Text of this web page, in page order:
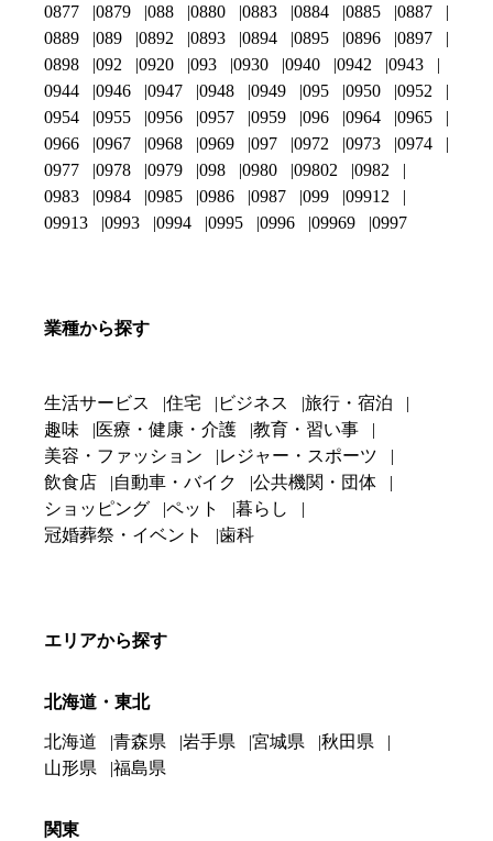
0877
0879 088 0880 0883 0884 0885
0887
0889
089 0892 0893 0894 0895 0896
0897
0898
092 0920 093 0930 0940 0942
0943
0944
0946 0947 0948 0949 095 0950
0952
0954
0955 0956 0957 0959 096 0964
0965
0966
0967 0968 0969 097 0972 0973
0974
0977
0978 0979 098 0980 09802
0982
0983
0984 0985 0986 0987 099
09912
09913
0993 0994 0995 0996 09969 0997
業種から探す
生活サービス 住宅 ビジネス
旅行・宿泊
趣味
医療・健康・介護
教育・習い事
美容・ファッション
レジャー・スポーツ
飲食店
自動車・バイク
公共機関・団体
ショッピング
ペット
暮らし
冠婚葬祭・イベント
歯科
エリアから探す
北海道・東北
北海道 青森県 岩手県 宮城県
秋田県
山形県
福島県
関東